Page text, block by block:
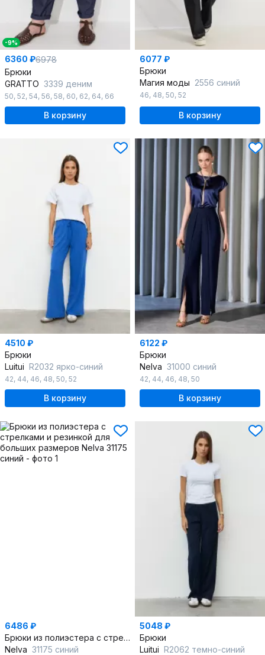
-9%
6360 ₽6978
Брюки
GRATTO 3339 деним
50, 52, 54, 56, 58, 60, 62, 64, 66
В корзину
6077 ₽
Брюки
Магия моды 2556 синий
46, 48, 50, 52
В корзину
4510 ₽
Брюки
Luitui R2032 ярко-синий
42, 44, 46, 48, 50, 52
В корзину
6122 ₽
Брюки
Nelva 31000 синий
42, 44, 46, 48, 50
В корзину
6486 ₽
Брюки из полиэстера с стрелками и резинкой для больших размеров
Nelva 31175 синий
5048 ₽
Брюки
Luitui R2062 темно-синий